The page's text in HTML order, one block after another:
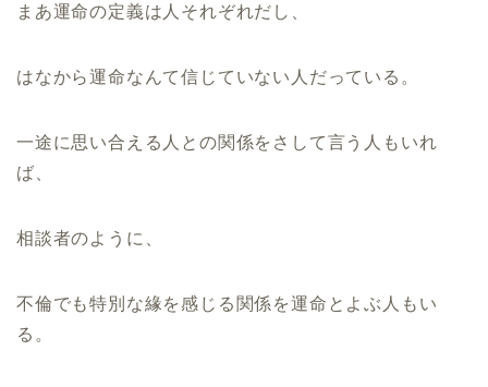
まあ運命の定義は人それぞれだし、
はなから運命なんて信じていない人だっている。
一途に思い合える人との関係をさして言う人もいれ
ば、
相談者のように、
不倫でも特別な緣を感じる関係を運命とよぶ人もい
る。